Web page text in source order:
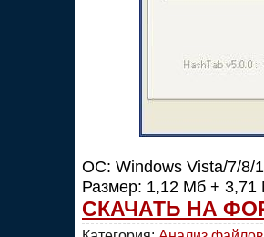
ОС: Windows Vista/7/8/
Размер: 1,12 Мб + 3,71
СКАЧАТЬ НА